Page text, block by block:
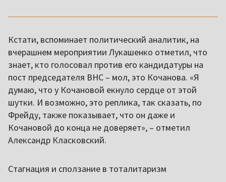
Кстати, вспоминает политический аналитик, на
вчерашнем мероприятии Лукашенко отметил, что
знает, кто голосовал против его кандидатуры на
пост председателя ВНС – мол, это Кочанова. «Я
думаю, что у Кочановой екнуло сердце от этой
шутки. И возможно, это реплика, так сказать, по
Фрейду, также показывает, что он даже и
Кочановой до конца не доверяет», – отметил
Александр Класковский.
Стагнация и сползание в тоталитаризм